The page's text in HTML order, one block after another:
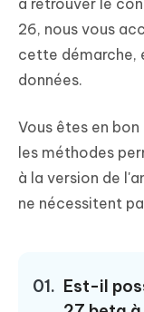
à retrouver le
26, nous vous
cette démarche,
données.
Vous êtes en
les méthodes
à la version de
ne nécessitent
01. Est-il